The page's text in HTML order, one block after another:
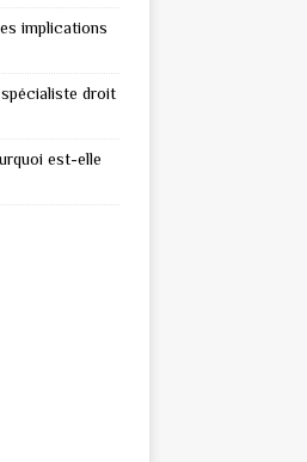
implications
droit
est-elle